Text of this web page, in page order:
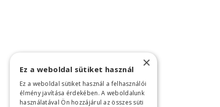
×
Ez a weboldal sütiket használ
Ez a weboldal sütiket használ a felhasználói
élmény javítása érdekében. A weboldalunk
használatával Ön hozzájárul az összes süti